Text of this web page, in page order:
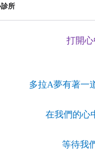
所
打開
多拉A夢有著一
在我們的心
等待我